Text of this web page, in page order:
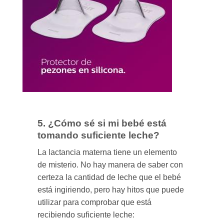
5. ¿Cómo sé si mi bebé está
tomando suficiente leche?
La lactancia materna tiene un elemento
de misterio. No hay manera de saber con
certeza la cantidad de leche que el bebé
está ingiriendo, pero hay hitos que puede
utilizar para comprobar que está
recibiendo suficiente leche: